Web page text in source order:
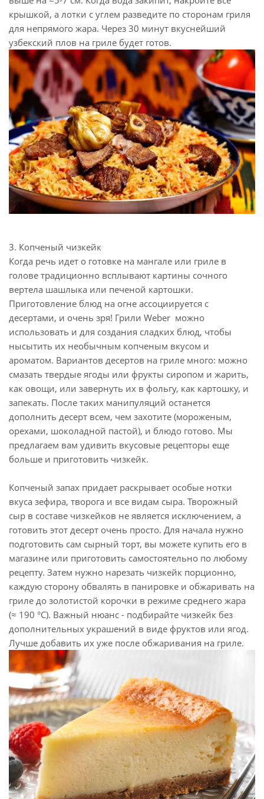
крышкой, а лотки с углем разведите по сторонам гриля
для непрямого жара. Через 30 минут вкуснейший
узбекский плов на гриле будет готов.
3. Копченый чизкейк
Когда речь идет о готовке на мангале или гриле в
голове традиционно всплывают картины сочного
вертела шашлыка или печеной картошки.
Приготовление блюд на огне ассоциируется с
десертами, и очень зря! Грили Weber можно
использовать и для создания сладких блюд, чтобы
нысытить их необычным копченым вкусом и
ароматом. Вариантов десертов на гриле много: можно
смазать твердые ягоды или фрукты сиропом и жарить,
как овощи, или завернуть их в фольгу, как картошку, и
запекать. После таких манипуляций останется
дополнить десерт всем, чем захотите (мороженым,
орехами, шоколадной пастой), и блюдо готово. Мы
предлагаем вам удивить вкусовые рецепторы еще
больше и приготовить чизкейк.
Копченый запах придает раскрывает особые нотки
вкуса зефира, творога и все видам сыра. Творожный
сыр в составе чизкейков не является исключением, а
готовить этот десерт очень просто. Для начала нужно
подготовить сам сырный торт, вы можете купить его в
магазине или приготовить самостоятельно по любому
рецепту. Затем нужно нарезать чизкейк порционно,
каждую сторону обвалять в панировке и обжаривать на
гриле до золотистой корочки в режиме среднего жара
(≈ 190 °C). Важный нюанс - подбирайте чизкейк без
дополнительных украшений в виде фруктов или ягод.
Лучше добавить их уже после обжаривания на гриле.